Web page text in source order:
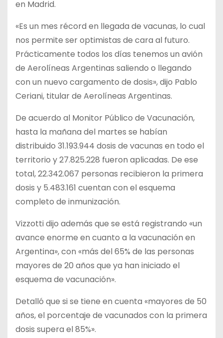
en Madrid.
«Es un mes récord en llegada de vacunas, lo cual
nos permite ser optimistas de cara al futuro.
Prácticamente todos los días tenemos un avión
de Aerolíneas Argentinas saliendo o llegando
con un nuevo cargamento de dosis», dijo Pablo
Ceriani, titular de Aerolíneas Argentinas.
De acuerdo al Monitor Público de Vacunación,
hasta la mañana del martes se habían
distribuido 31.193.944 dosis de vacunas en todo el
territorio y 27.825.228 fueron aplicadas. De ese
total, 22.342.067 personas recibieron la primera
dosis y 5.483.161 cuentan con el esquema
completo de inmunización.
Vizzotti dijo además que se está registrando «un
avance enorme en cuanto a la vacunación en
Argentina», con «más del 65% de las personas
mayores de 20 años que ya han iniciado el
esquema de vacunación».
Detalló que si se tiene en cuenta «mayores de 50
años, el porcentaje de vacunados con la primera
dosis supera el 85%».